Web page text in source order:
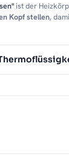
ist der
Kopf stellen,